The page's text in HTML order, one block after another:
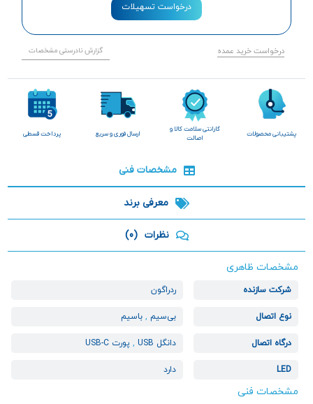
درخواست تسهیلات
درخواست خرید عمده گزارش نادرستی مشخصات
پشتیبانی محصولات
گارانتی سلامت کالا و
اصالت
ارسال فوری و سریع پرداخت قسطی
مشخصات فنی
معرفی برند
نظرات (0)
مشخصات ظاهری
شرکت سازنده ردراگون
نوع اتصال بی‌سیم ,باسیم
درگاه اتصال دانگل USB , پورت USB-C
LED دارد
مشخصات فنی